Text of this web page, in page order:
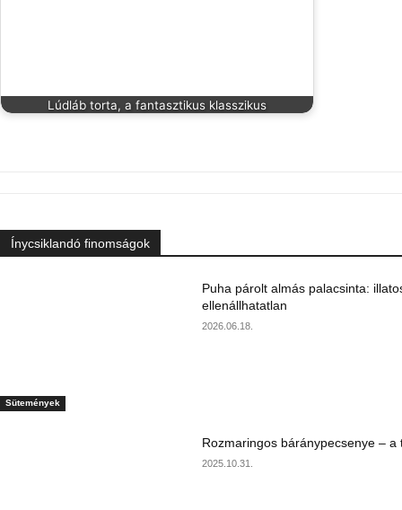
Lúdláb torta, a fantasztikus klasszikus
Ínycsiklandó finomságok
Sütemények
Puha párolt almás palacsinta:
ellenállhatatlan
2026.06.18.
Rozmaringos báránypecsenye – a
2025.10.31.